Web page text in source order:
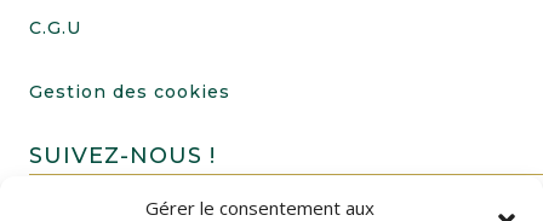
Gérer le consentement aux
C.G.U
Gestion des cookies
SUIVEZ-NOUS !